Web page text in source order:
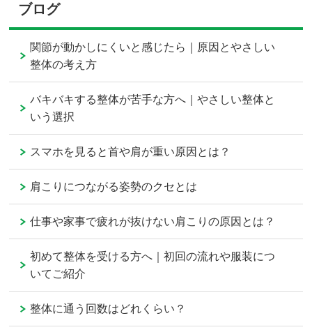
ブログ
関節が動かしにくいと感じたら｜原因とやさしい
整体の考え方
バキバキする整体が苦手な方へ｜やさしい整体と
いう選択
スマホを見ると首や肩が重い原因とは？
肩こりにつながる姿勢のクセとは
仕事や家事で疲れが抜けない肩こりの原因とは？
初めて整体を受ける方へ｜初回の流れや服装につ
いてご紹介
整体に通う回数はどれくらい？